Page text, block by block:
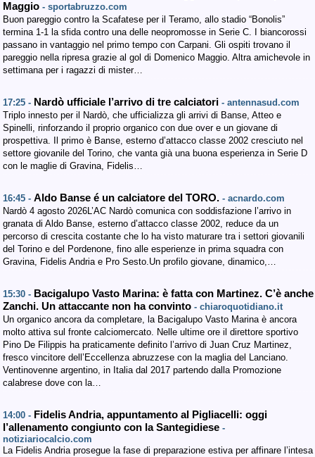
Maggio - sportabruzzo.com
Buon pareggio contro la Scafatese per il Teramo, allo stadio “Bonolis”
termina 1-1 la sfida contro una delle neopromosse in Serie C. I biancorossi
passano in vantaggio nel primo tempo con Carpani. Gli ospiti trovano il
pareggio nella ripresa grazie al gol di Domenico Maggio. Altra amichevole in
settimana per i ragazzi di mister…
17:25 - Nardò ufficiale l’arrivo di tre calciatori - antennasud.com
Triplo innesto per il Nardò, che ufficializza gli arrivi di Banse, Atteo e
Spinelli, rinforzando il proprio organico con due over e un giovane di
prospettiva. Il primo è Banse, esterno d’attacco classe 2002 cresciuto nel
settore giovanile del Torino, che vanta già una buona esperienza in Serie D
con le maglie di Gravina, Fidelis…
16:45 - Aldo Banse é un calciatore del TORO. - acnardo.com
Nardò 4 agosto 2026L’AC Nardò comunica con soddisfazione l’arrivo in
granata di Aldo Banse, esterno d’attacco classe 2002, reduce da un
percorso di crescita costante che lo ha visto maturare tra i settori giovanili
del Torino e del Pordenone, fino alle esperienze in prima squadra con
Gravina, Fidelis Andria e Pro Sesto.Un profilo giovane, dinamico,…
15:30 - Bacigalupo Vasto Marina: è fatta con Martinez. C’è anche
Zanchi. Un attaccante non ha convinto - chiaroquotidiano.it
Un organico ancora da completare, la Bacigalupo Vasto Marina è ancora
molto attiva sul fronte calciomercato. Nelle ultime ore il direttore sportivo
Pino De Filippis ha praticamente definito l’arrivo di Juan Cruz Martinez,
fresco vincitore dell’Eccellenza abruzzese con la maglia del Lanciano.
Ventinovenne argentino, in Italia dal 2017 partendo dalla Promozione
calabrese dove con la…
14:00 - Fidelis Andria, appuntamento al Pigliacelli: oggi
l’allenamento congiunto con la Santegidiese -
notiziariocalcio.com
La Fidelis Andria prosegue la fase di preparazione estiva per affinare l’intesa